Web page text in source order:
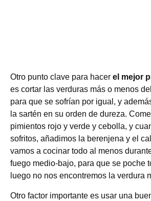
Otro punto clave para hacer el mejor
es cortar las verduras más o menos
para que se sofrían por igual, y
la sartén en su orden de dureza.
pimientos rojo y verde y cebolla, y
sofritos, añadimos la berenjena y el
vamos a cocinar todo al menos
fuego medio-bajo, para que se poche
luego no nos encontremos la verdura
Otro factor importante es usar una